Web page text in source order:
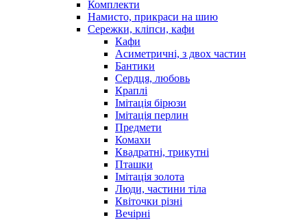
Комплекти
Намисто, прикраси на шию
Сережки, кліпси, кафи
Кафи
Асиметричні, з двох частин
Бантики
Сердця, любовь
Краплі
Імітація бірюзи
Імітація перлин
Предмети
Комахи
Квадратні, трикутні
Пташки
Імітація золота
Люди, частини тіла
Квіточки різні
Вечірні